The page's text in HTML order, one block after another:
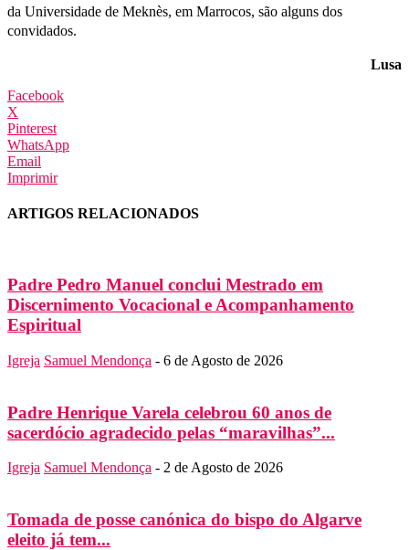
da Universidade de Meknès, em Marrocos, são alguns dos
convidados.
Lusa
Facebook
X
Pinterest
WhatsApp
Email
Imprimir
ARTIGOS RELACIONADOS
Padre Pedro Manuel conclui Mestrado em
Discernimento Vocacional e Acompanhamento
Espiritual
Igreja Samuel Mendonça - 6 de Agosto de 2026
Padre Henrique Varela celebrou 60 anos de
sacerdócio agradecido pelas “maravilhas”...
Igreja Samuel Mendonça - 2 de Agosto de 2026
Tomada de posse canónica do bispo do Algarve
eleito já tem...